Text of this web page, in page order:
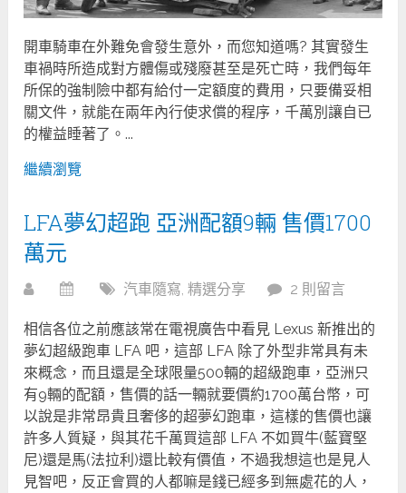
開車騎車在外難免會發生意外，而您知道嗎? 其實發生
車禍時所造成對方體傷或殘廢甚至是死亡時，我們每年
所保的強制險中都有給付一定額度的費用，只要備妥相
關文件，就能在兩年內行使求償的程序，千萬別讓自已
的權益睡著了。...
繼續瀏覽
LFA夢幻超跑 亞洲配額9輛 售價1700
萬元
汽車隨寫,精選分享 2 則留言
相信各位之前應該常在電視廣告中看見 Lexus 新推出的
夢幻超級跑車 LFA 吧，這部 LFA 除了外型非常具有未
來概念，而且還是全球限量500輛的超級跑車，亞洲只
有9輛的配額，售價的話一輛就要價約1700萬台幣，可
以說是非常昂貴且奢侈的超夢幻跑車，這樣的售價也讓
許多人質疑，與其花千萬買這部 LFA 不如買牛(藍寶堅
尼)還是馬(法拉利)還比較有價值，不過我想這也是見人
見智吧，反正會買的人都嘛是錢已經多到無處花的人，